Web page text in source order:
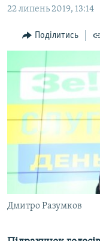
Перейти
пошуку
ПОГЛЯД
ІНТЕРВ'Ю
СПЕЦПРОЕКТИ
ДЕПОРТАЦІЯ
ВІДЕОУРОКИ «ELIFBE»
СВІДЧЕННЯ ОКУПАЦІЇ
УКРАЇНСЬКА
ІНФОГРАФІКА
ЯК ОБІЙТИ
Русский
Qırımtatar
ДОЛУЧАЙСЯ!
22 липень 2019, 13:14
Поділитись
Дмитро Разумков